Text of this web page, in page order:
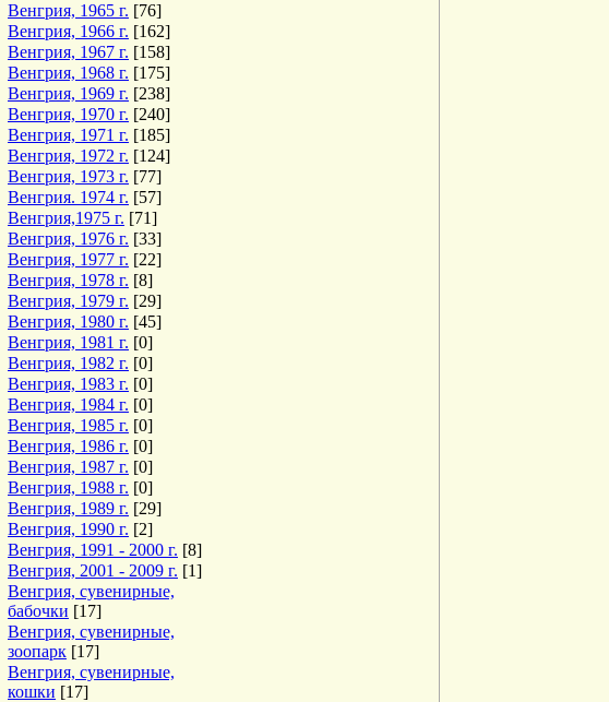
Венгрия, 1965 г. [76]
Венгрия, 1966 г. [162]
Венгрия, 1967 г. [158]
Венгрия, 1968 г. [175]
Венгрия, 1969 г. [238]
Венгрия, 1970 г. [240]
Венгрия, 1971 г. [185]
Венгрия, 1972 г. [124]
Венгрия, 1973 г. [77]
Венгрия. 1974 г. [57]
Венгрия,1975 г. [71]
Венгрия, 1976 г. [33]
Венгрия, 1977 г. [22]
Венгрия, 1978 г. [8]
Венгрия, 1979 г. [29]
Венгрия, 1980 г. [45]
Венгрия, 1981 г. [0]
Венгрия, 1982 г. [0]
Венгрия, 1983 г. [0]
Венгрия, 1984 г. [0]
Венгрия, 1985 г. [0]
Венгрия, 1986 г. [0]
Венгрия, 1987 г. [0]
Венгрия, 1988 г. [0]
Венгрия, 1989 г. [29]
Венгрия, 1990 г. [2]
Венгрия, 1991 - 2000 г. [8]
Венгрия, 2001 - 2009 г. [1]
Венгрия, сувенирные,
бабочки [17]
Венгрия, сувенирные,
зоопарк [17]
Венгрия, сувенирные,
кошки [17]